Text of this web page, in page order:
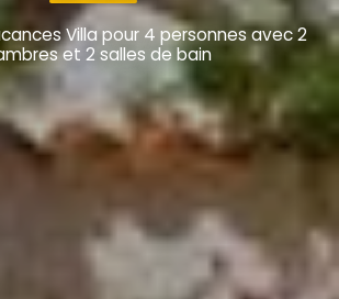
Villa pour 4 personnes avec 2
et 2 salles de bain